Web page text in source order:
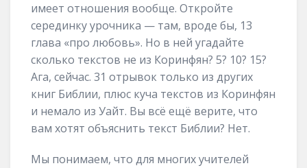
имеет отношения вообще. Откройте
серединку урочника — там, вроде бы, 13
глава «про любовь». Но в ней угадайте
сколько текстов не из Коринфян? 5? 10? 15?
Ага, сейчас. 31 отрывок только из других
книг Библии, плюс куча текстов из Коринфян
и немало из Уайт. Вы всё ещё верите, что
вам хотят объяснить текст Библии? Нет.
Мы понимаем, что для многих учителей